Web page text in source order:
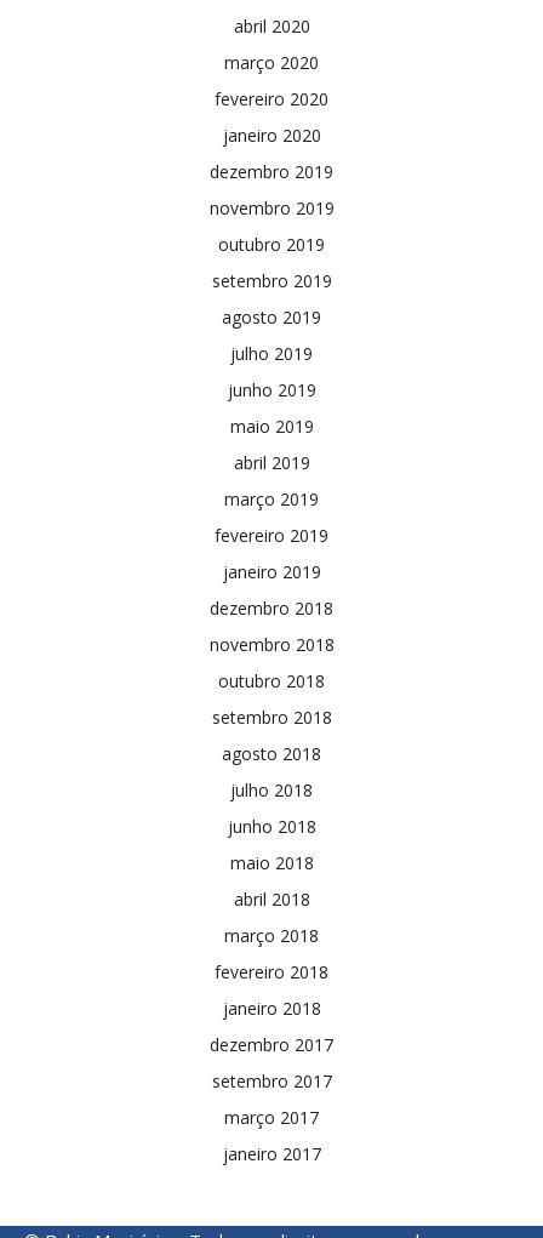
abril 2020
março 2020
fevereiro 2020
janeiro 2020
dezembro 2019
novembro 2019
outubro 2019
setembro 2019
agosto 2019
julho 2019
junho 2019
maio 2019
abril 2019
março 2019
fevereiro 2019
janeiro 2019
dezembro 2018
novembro 2018
outubro 2018
setembro 2018
agosto 2018
julho 2018
junho 2018
maio 2018
abril 2018
março 2018
fevereiro 2018
janeiro 2018
dezembro 2017
setembro 2017
março 2017
janeiro 2017